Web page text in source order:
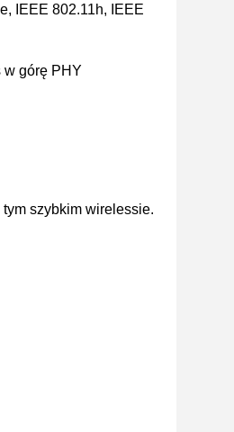
IEEE 802.11h, IEEE
w górę PHY
szybkim wirelessie.